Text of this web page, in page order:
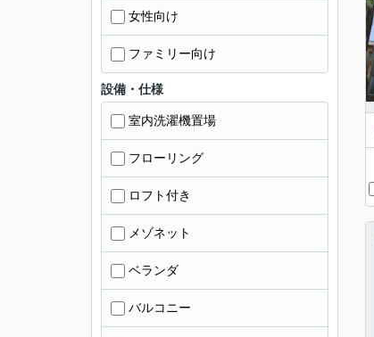
女性向け
ファミリー向け
設備・仕様
室内洗濯機置場
フローリング
ロフト付き
メゾネット
ベランダ
バルコニー